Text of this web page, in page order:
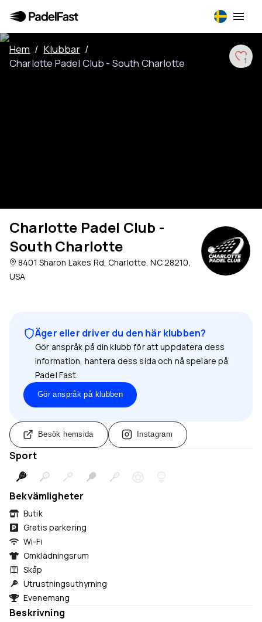
Hem / Klubbar /
Charlotte Padel Club - South Charlotte
1
Charlotte Padel Club -
South Charlotte
8401 Sharon Lakes Rd, Charlotte, NC 28210,
USA
Äger eller driver du den här klubben?
Gör anspråk på din klubb för att uppdatera dess
information, hantera dess sida och nå spelare på
Padel Fast.
Gör anspråk på klubben
Besök hemsida Instagram
Sport
Bekvämligheter
Butik
Gratis parkering
Wi-Fi
Omklädningsrum
Skåp
Utrustningsuthyrning
Evenemang
Beskrivning